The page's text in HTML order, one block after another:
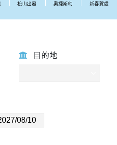
松山出發 奧捷斯匈 新春賀歲
目的地